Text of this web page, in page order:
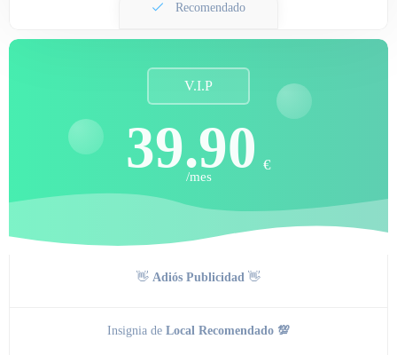
Recomendado
V.I.P
€
39.90
/mes
👋 Adiós Publicidad 👋
Insignia de Local Recomendado 💯